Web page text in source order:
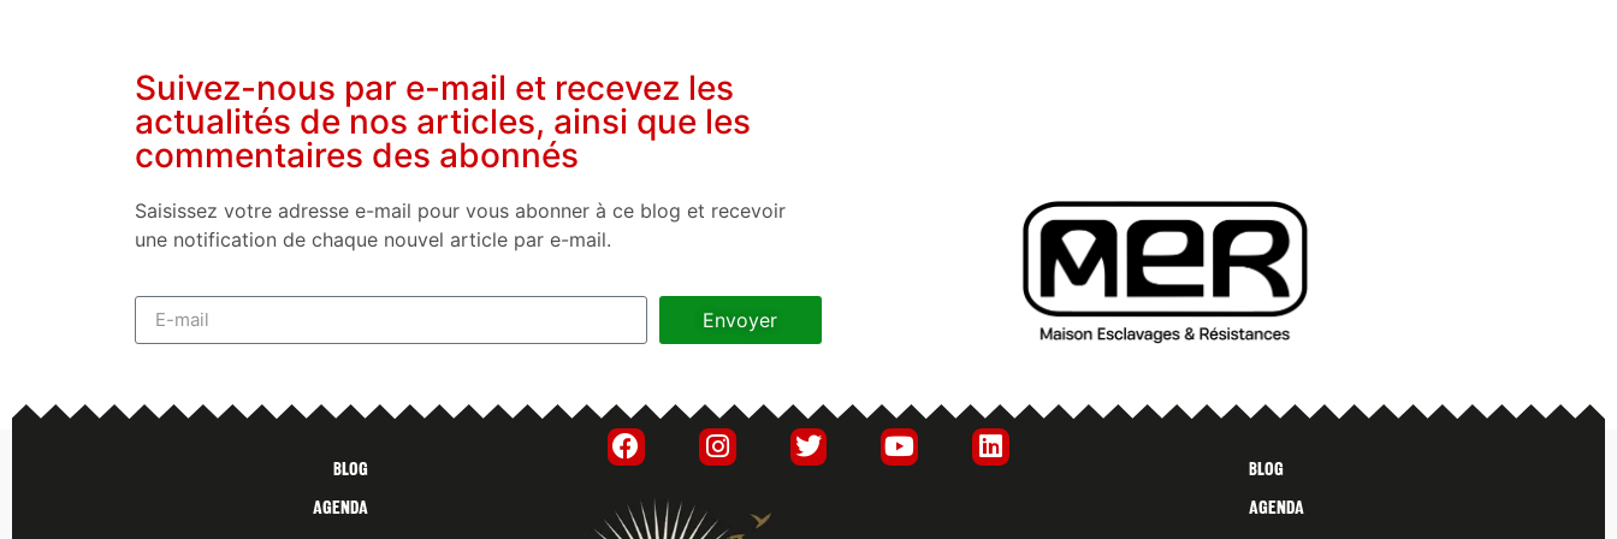
Suivez-nous par e-mail et recevez les
actualités de nos articles, ainsi que les
commentaires des abonnés
Saisissez votre adresse e-mail pour vous abonner à ce blog et recevoir
une notification de chaque nouvel article par e-mail.
Envoyer
Blog
Agenda
Blog
Agenda